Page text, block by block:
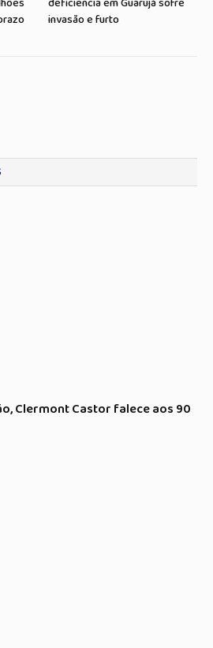
invasão e furto
Clermont Castor falece aos 90